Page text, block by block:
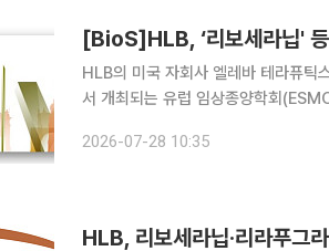
[BioS]HLB, ‘리보세라닙'
HLB의 미국 자회사 엘레바 테라퓨
서 개최되는 유럽 임상종양학회
리보세라닙의 전이성 흉
2026-07-28 10:35
HLB, 리보세라닙·리라푸그